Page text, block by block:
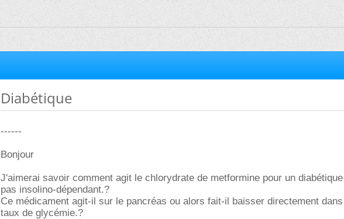
Diabétique
------
Bonjour
J'aimerai savoir comment agit le chlorydrate de metformine pour un
pas insolino-dépendant.?
Ce médicament agit-il sur le pancréas ou alors fait-il baisser directement
taux de glycémie.?